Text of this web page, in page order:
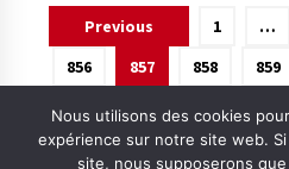
Pagination
des
Previous 1 …
856
857 858 859
Nous utilisons des cookies
expérience sur notre site web.
site, nous supposerons